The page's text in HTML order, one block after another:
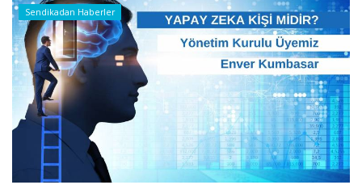
Sendikadan Haberler